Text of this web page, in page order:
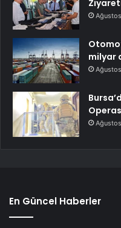
milyar
En Güncel Haberler